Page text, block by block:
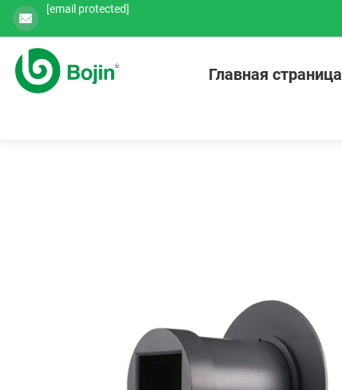
[email protected]
Главная страница